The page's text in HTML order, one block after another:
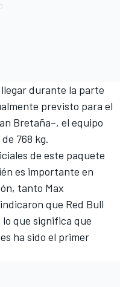
durante la parte
previsto para el
Bretaña–, el equipo
768 kg.
de este paquete
es importante en
tanto Max
indicaron que Red Bull
que significa que
ha sido el primer